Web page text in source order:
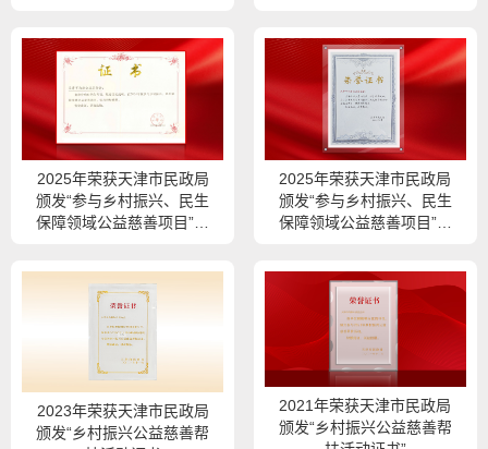
2025年荣获天津市民政局
颁发“参与乡村振兴、民生
保障领域公益慈善项目”证
2025年荣获天津市民政局
颁发“参与乡村振兴、民生
保障领域公益慈善项目”证
2023年荣获天津市民政局
颁发“乡村振兴公益慈善帮
2021年荣获天津市民政局
颁发“乡村振兴公益慈善帮